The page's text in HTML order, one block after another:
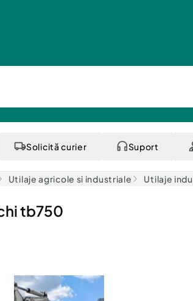
Solicită curier Suport
Utilaje agricole si industriale Utilaje
tb750